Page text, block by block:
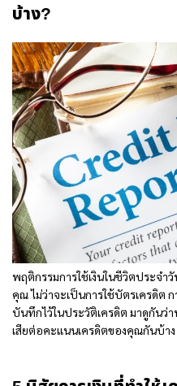
บ้าง?
พฤติกรรมการใช้เงินในชีวิตประจำ
คุณ ไม่ว่าจะเป็นการใช้บัตรเครดิต
บันทึกไว้ในประวัติเครดิต มาดูกัน
เสียต่อคะแนนเครดิตของคุณกันบ้าง